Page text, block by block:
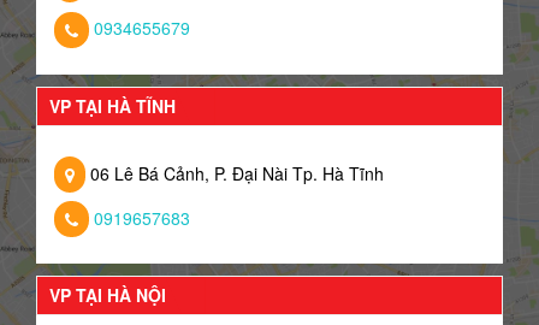
0934655679
VP TẠI HÀ TĨNH
06 Lê Bá Cảnh, P. Đại Nài Tp. Hà Tĩnh
0919657683
VP TẠI HÀ NỘI